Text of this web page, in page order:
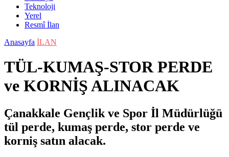
Teknoloji
Yerel
Resmî İlan
Anasayfa İLAN
TÜL-KUMAŞ-STOR PERDE
ve KORNİŞ ALINACAK
Çanakkale Gençlik ve Spor İl Müdürlüğü
tül perde, kumaş perde, stor perde ve
korniş satın alacak.